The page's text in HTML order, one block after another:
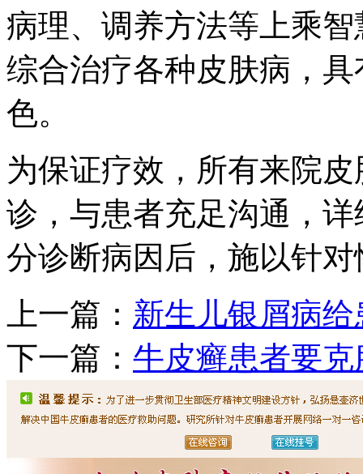
病理、调养方法等上乘
综合治疗各种皮肤病，
色。
为保证疗效，所有来院
诊，与患者充足沟通，
分诊断病因后，施以针
上一篇： 新生儿银屑病
下一篇： 牛皮癣患者要